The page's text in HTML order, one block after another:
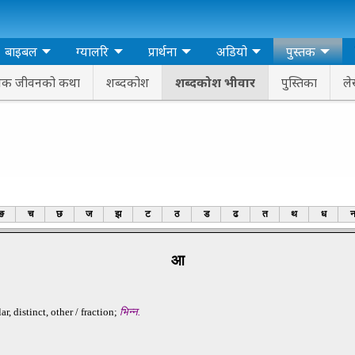
बाइबल ग्‍यालरि प्रार्थना अडियो
पुस्‍तक
जीवनको कथा
शब्‍दकोश शब्‍दकोश भीवार पुस्‍तिका